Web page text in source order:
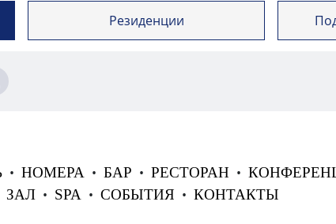
Резиденции
• НОМЕРА • БАР • РЕСТОРАН •
ЗАЛ • SPA • СОБЫТИЯ • КОНТАКТЫ